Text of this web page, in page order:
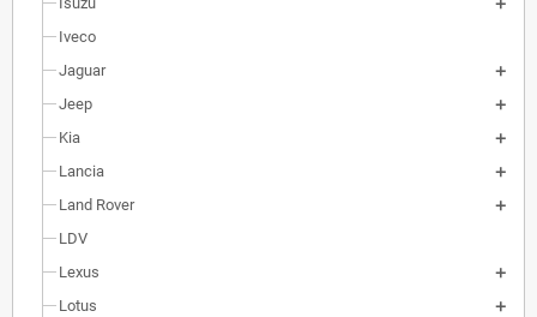
Iveco
Jaguar
Jeep
Kia
Lancia
Land Rover
LDV
Lexus
Lotus